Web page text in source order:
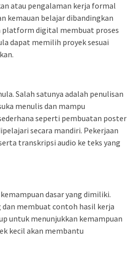
atau pengalaman kerja formal
kemauan belajar dibandingkan
platform digital membuat proses
dapat memilih proyek sesuai
Salah satunya adalah penulisan
menulis dan mampu
seperti pembuatan poster
secara mandiri. Pekerjaan
transkripsi audio ke teks yang
dasar yang dimiliki.
membuat contoh hasil kerja
untuk menunjukkan kemampuan
kecil akan membantu